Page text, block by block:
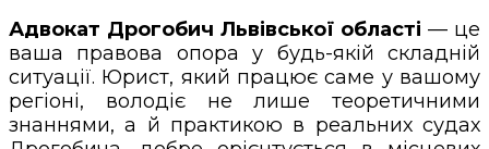
Адвокат Дрогобич Львівської області — це
ваша правова опора у будь-якій складній
ситуації. Юрист, який працює саме у вашому
регіоні, володіє не лише теоретичними
знаннями, а й практикою в реальних судах